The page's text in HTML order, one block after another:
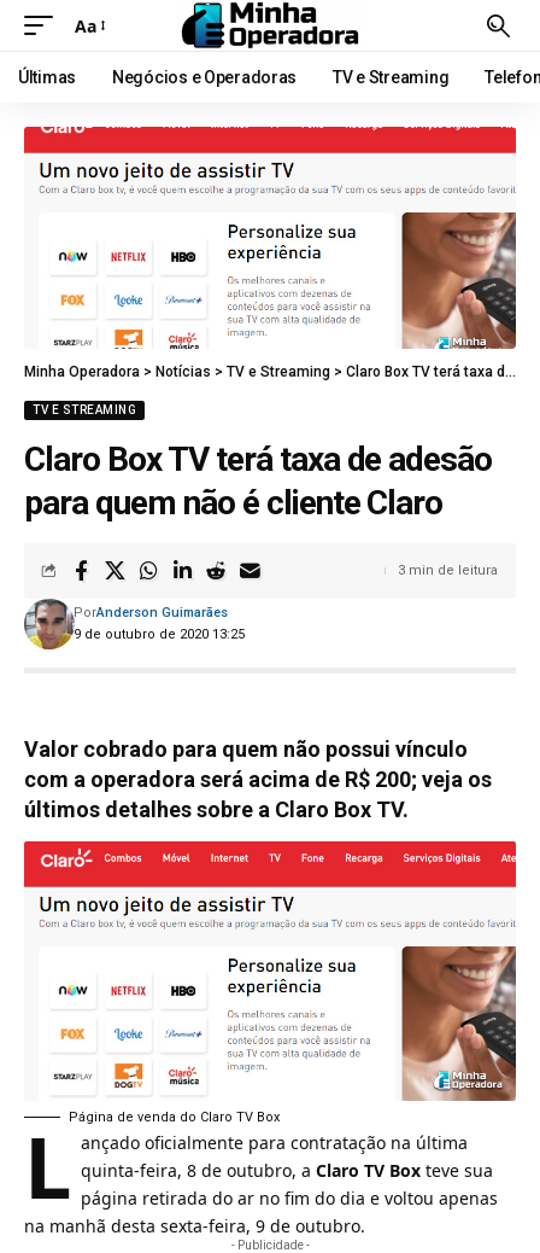
Aa
Últimas Negócios e Operadoras TV e Streaming
Minha Operadora > Notícias > TV e Streaming > Claro Box TV terá taxa de adesão para quem não é cliente Claro
TV E STREAMING
Claro Box TV terá taxa de adesão
para quem não é cliente Claro
9 de outubro de 2020 13:25
PorAnderson Guimarães
3 min de leitura
Valor cobrado para quem não possui vínculo
com a operadora será acima de R$ 200; veja os
últimos detalhes sobre a Claro Box TV.
Página de venda do Claro TV Box
L ançado oficialmente para contratação na última
quinta-feira, 8 de outubro, a Claro TV Box teve sua
página retirada do ar no fim do dia e voltou apenas
na manhã desta sexta-feira, 9 de outubro.
- Publicidade -